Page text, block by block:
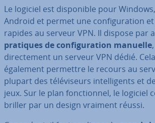
Le logiciel est dis­po­nible pour
Android et permet une con­fi­gu­ra­tion
rapides au serveur VPN. Il dispose par
pratiques de con­fi­gu­ra­tion manuelle
di­rec­te­ment un serveur VPN dédié.
également permettre le recours au
plupart des té­lé­vi­seurs in­tel­li­gents et
jeux. Sur le plan fonc­tion­nel, le logiciel
briller par un design vraiment réussi.